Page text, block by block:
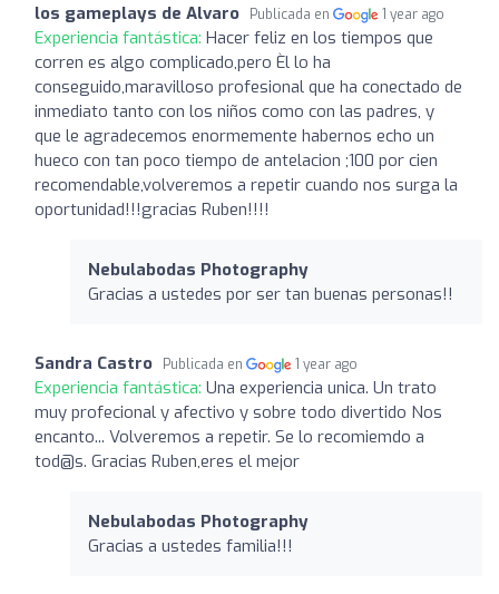
los gameplays de Alvaro Publicada en 1 year ago
Experiencia fantástica: Hacer feliz en los tiempos que
corren es algo complicado,pero Èl lo ha
conseguido,maravilloso profesional que ha conectado de
inmediato tanto con los niños como con las padres, y
que le agradecemos enormemente habernos echo un
hueco con tan poco tiempo de antelacion ;100 por cien
recomendable,volveremos a repetir cuando nos surga la
oportunidad!!!gracias Ruben!!!!
Nebulabodas Photography
Gracias a ustedes por ser tan buenas personas!!
Sandra Castro Publicada en 1 year ago
Experiencia fantástica: Una experiencia unica. Un trato
muy profecional y afectivo y sobre todo divertido Nos
encanto... Volveremos a repetir. Se lo recomiemdo a
tod@s. Gracias Ruben,eres el mejor
Nebulabodas Photography
Gracias a ustedes familia!!!